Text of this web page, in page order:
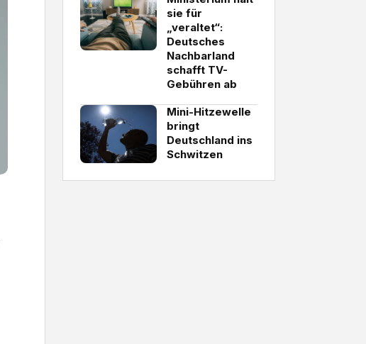
sie für
„veraltet“:
Deutsches
Nachbarland
schafft TV-
Gebühren ab
Mini-Hitzewelle
bringt
Deutschland ins
Schwitzen